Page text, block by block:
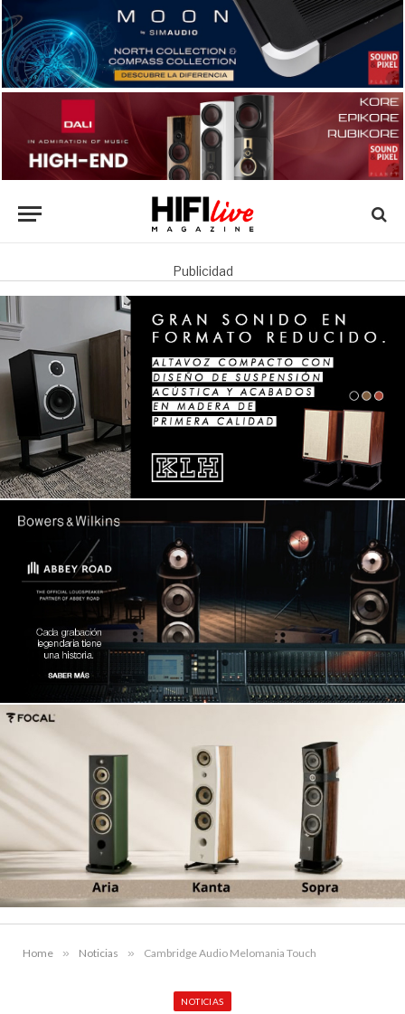
Publicidad
Home » Noticias » Cambridge Audio Melomania Touch
NOTICIAS